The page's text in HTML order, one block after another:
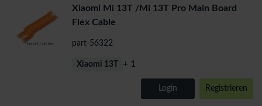
Xiaomi Mi 13T /Mi 13T Pro Main Board
Flex Cable
part-56322
Xiaomi 13T + 1
Login Registrieren